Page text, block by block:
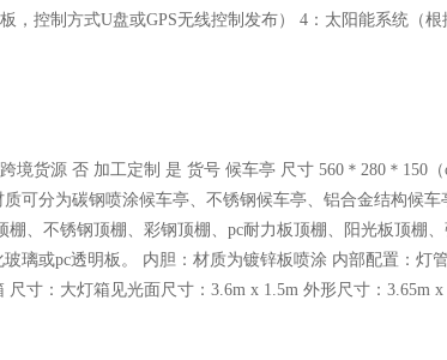
，控制方式U盘或GPS无线控制发布） 4：太阳能系统（
货源 否 加工定制 是 货号 候车亭 尺寸 560＊280＊150
可分为碳钢喷涂候车亭、不锈钢候车亭、铝合金结构候
、不锈钢顶棚、彩钢顶棚、pc耐力板顶棚、阳光板顶棚
璃或pc透明板。 内胆：材质为镀锌板喷涂 内部配置：灯
寸：大灯箱见光面尺寸：3.6m x 1.5m 外形尺寸：3.65m